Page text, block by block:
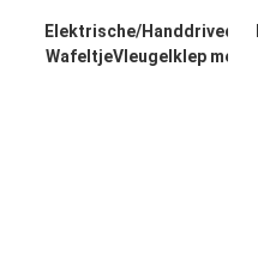
Elektrische/Handdrived-
WafeltjeVleugelklep met